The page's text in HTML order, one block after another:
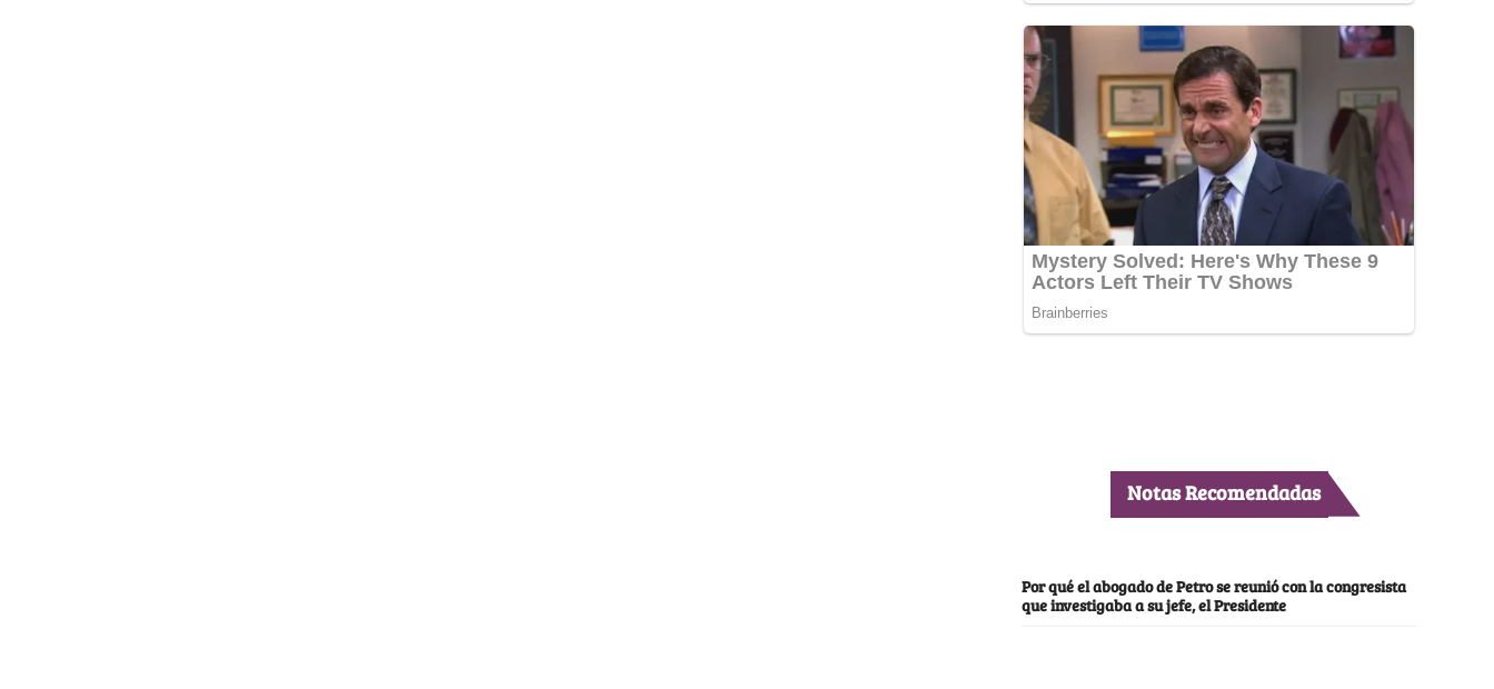
Notas Recomendadas
Por qué el abogado de Petro se reunió con la congresista
que investigaba a su jefe, el Presidente